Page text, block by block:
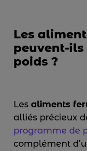
Les
peuvent-
poids ?
Les aliments
alliés précieux
programme de
complément